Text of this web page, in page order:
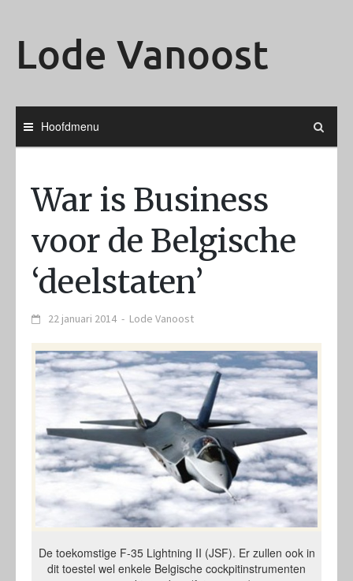
Lode Vanoost
Hoofdmenu
War is Business
voor de Belgische
‘deelstaten’
22 januari 2014 - Lode Vanoost
De toekomstige F-35 Lightning II (JSF). Er zullen ook in
dit toestel wel enkele Belgische cockpitinstrumenten